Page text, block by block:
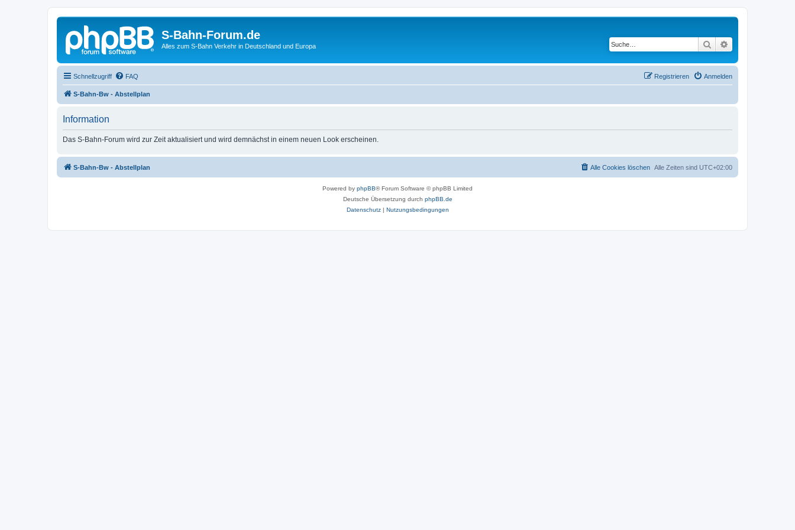
S-Bahn-Forum.de
Alles zum S-Bahn Verkehr in Deutschland und Europa Suche
Schnellzugriff FAQ Anmelden
Registrieren
S-Bahn-Bw - Abstellplan
Information
Das S-Bahn-Forum wird zur Zeit aktualisiert und wird demnächst in einem neuen Look erscheinen.
S-Bahn-Bw - Abstellplan Alle Zeiten sind UTC+02:00
Alle Cookies löschen
Powered by phpBB® Forum Software © phpBB Limited
Deutsche Übersetzung durch phpBB.de
Datenschutz| Nutzungsbedingungen